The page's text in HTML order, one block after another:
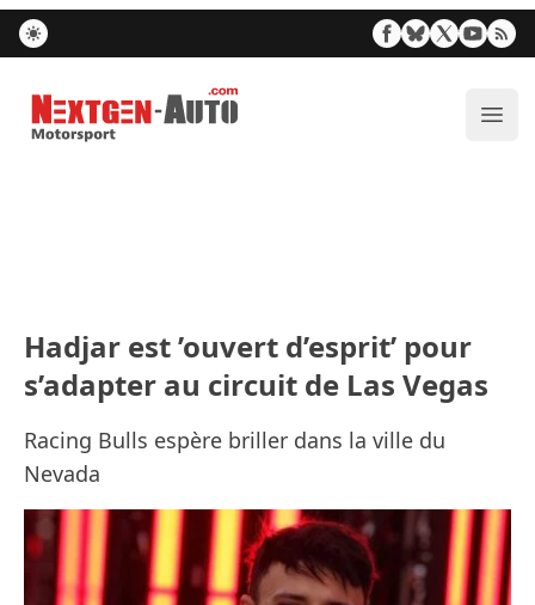
Nextgen-Auto.com
Hadjar est ’ouvert d’esprit’ pour
s’adapter au circuit de Las Vegas
Racing Bulls espère briller dans la ville du
Nevada